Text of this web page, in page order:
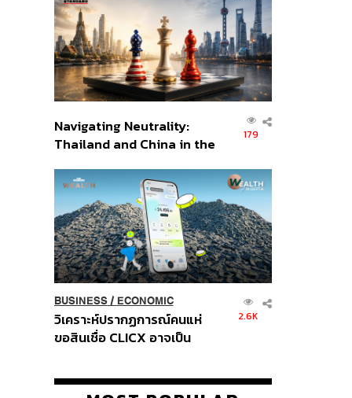
อินโดนีเซีย
Navigating Neutrality:
Thailand and China in the
Order
179
BUSINESS/ ECONOMIC
วิเคราะห์ปรากฏการณ์คนแห่
ขอสินเชื่อ CLICX อาจเป็น
ปัญหาหนี้ครัวเรือนไทยที่ถูกซุก
2.6K